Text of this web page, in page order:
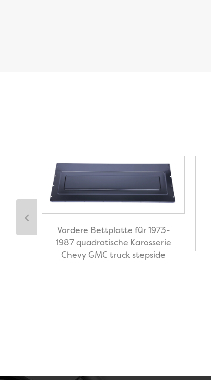
Vordere Bettplatte für 1973-
1987 quadratische Karosserie
Chevy GMC truck stepside